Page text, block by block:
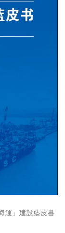
運」建設藍皮書